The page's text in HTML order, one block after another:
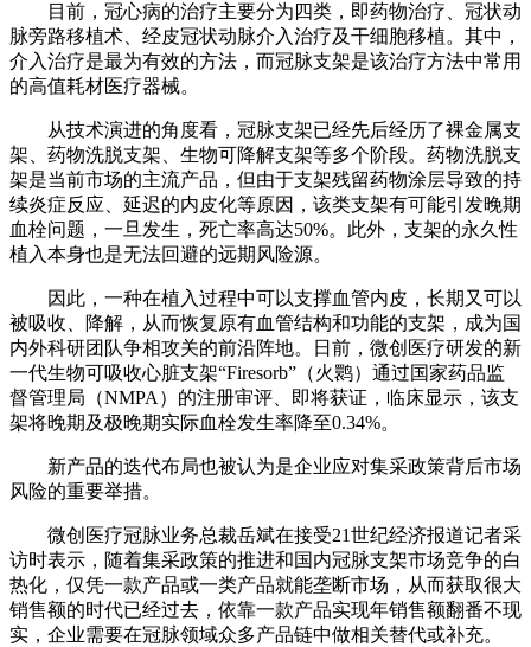
目前，冠心病的治疗主要分为四类，即药物治疗、冠状动
脉旁路移植术、经皮冠状动脉介入治疗及干细胞移植。其中，
介入治疗是最为有效的方法，而冠脉支架是该治疗方法中常用
的高值耗材医疗器械。
从技术演进的角度看，冠脉支架已经先后经历了裸金属支
架、药物洗脱支架、生物可降解支架等多个阶段。药物洗脱支
架是当前市场的主流产品，但由于支架残留药物涂层导致的持
续炎症反应、延迟的内皮化等原因，该类支架有可能引发晚期
血栓问题，一旦发生，死亡率高达50%。此外，支架的永久性
植入本身也是无法回避的远期风险源。
因此，一种在植入过程中可以支撑血管内皮，长期又可以
被吸收、降解，从而恢复原有血管结构和功能的支架，成为国
内外科研团队争相攻关的前沿阵地。日前，微创医疗研发的新
一代生物可吸收心脏支架“Firesorb”（火鹮）通过国家药品监
督管理局（NMPA）的注册审评、即将获证，临床显示，该支
架将晚期及极晚期实际血栓发生率降至0.34%。
新产品的迭代布局也被认为是企业应对集采政策背后市场
风险的重要举措。
微创医疗冠脉业务总裁岳斌在接受21世纪经济报道记者采
访时表示，随着集采政策的推进和国内冠脉支架市场竞争的白
热化，仅凭一款产品或一类产品就能垄断市场，从而获取很大
销售额的时代已经过去，依靠一款产品实现年销售额翻番不现
实，企业需要在冠脉领域众多产品链中做相关替代或补充。